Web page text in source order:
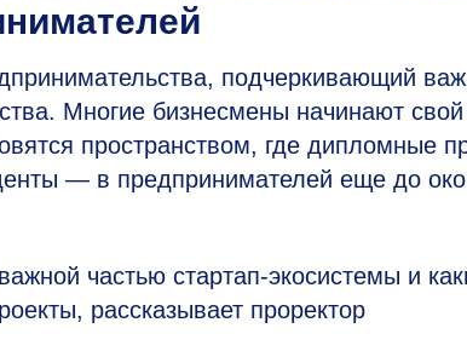
подчеркивающий
Многие бизнесмены начинают свой
пространством, где дипломные
— в предпринимателей еще до
частью стартап-экосистемы и
рассказывает проректор